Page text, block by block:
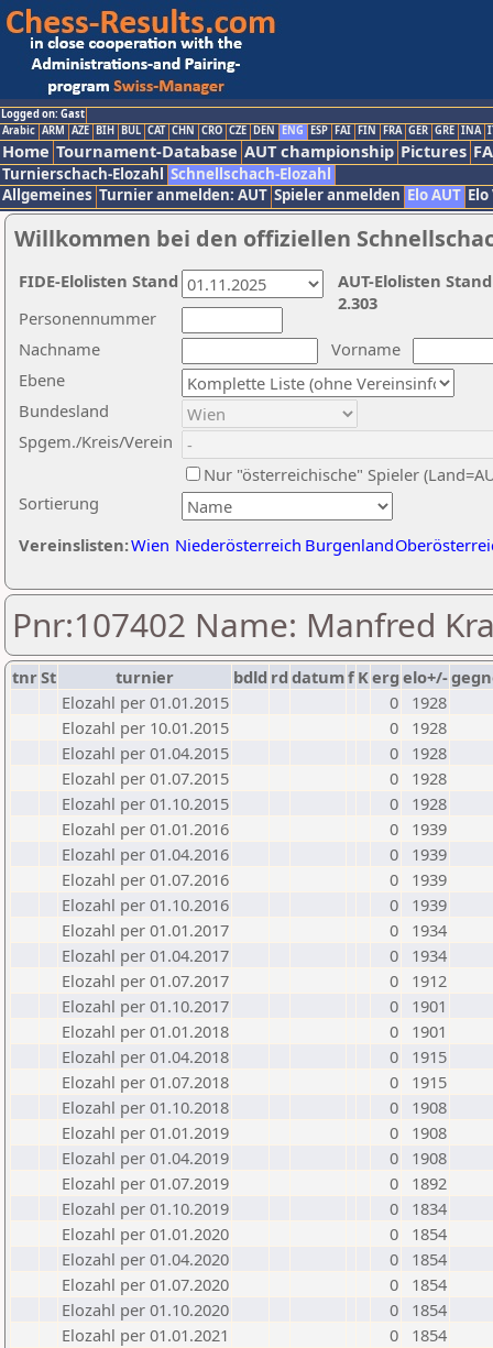
Logged on: Gast
Arabic ARM AZE BIH BUL CAT CHN CRO CZE DEN ENG ESP FAI FIN FRA GER GRE INA
Home Tournament-Database AUT championship Pictures
Turnierschach-Elozahl Schnellschach-Elozahl
Allgemeines Turnier anmelden: AUT Spieler anmelden Elo AUT
Willkommen bei den offiziellen
Nachname
Vorname
Ebene
Sortierung
Personennummer
Bundesland
Spgem./Kreis/Verein
Nur "österreichische" Spieler
Vereinslisten:Wien Niederösterreich Burgenland
AUT-Elolisten
2.303
FIDE-Elolisten Stand
Pnr:107402 Name: Manfred
tnrSt turnier bdld rd datumf Kerg elo+/-
Elozahl per 01.01.2015
0
1928
Elozahl per 10.01.2015
0
1928
Elozahl per 01.04.2015
0
1928
Elozahl per 01.07.2015
0
1928
Elozahl per 01.10.2015
0
1928
Elozahl per 01.01.2016
0
1939
Elozahl per 01.04.2016
0
1939
Elozahl per 01.07.2016
0
1939
Elozahl per 01.10.2016
0
1939
Elozahl per 01.01.2017
0
1934
Elozahl per 01.04.2017
0
1934
Elozahl per 01.07.2017
0
1912
Elozahl per 01.10.2017
0
1901
Elozahl per 01.01.2018
0
1901
Elozahl per 01.04.2018
0
1915
Elozahl per 01.07.2018
0
1915
Elozahl per 01.10.2018
0
1908
Elozahl per 01.01.2019
0
1908
Elozahl per 01.04.2019
0
1908
Elozahl per 01.07.2019
0
1892
Elozahl per 01.10.2019
0
1834
Elozahl per 01.01.2020
0
1854
Elozahl per 01.04.2020
0
1854
Elozahl per 01.07.2020
0
1854
Elozahl per 01.10.2020
0
1854
Elozahl per 01.01.2021
0
1854